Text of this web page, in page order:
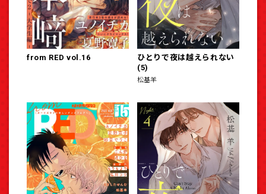
from RED vol.16
ひとりで夜は越えられない
(5)
松基羊